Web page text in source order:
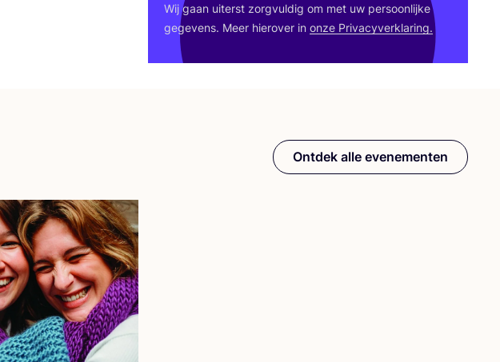
Wij gaan uiterst zorg­vul­dig om met uw per­soon­lij­ke
gege­vens. Meer hier­over in onze Pri­va­cy­ver­kla­ring.
Ontdek alle evenementen